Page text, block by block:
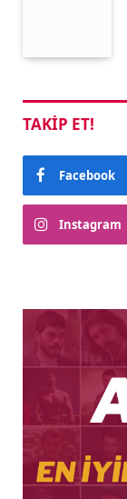
TAKIP ET!
Facebook
Instagram